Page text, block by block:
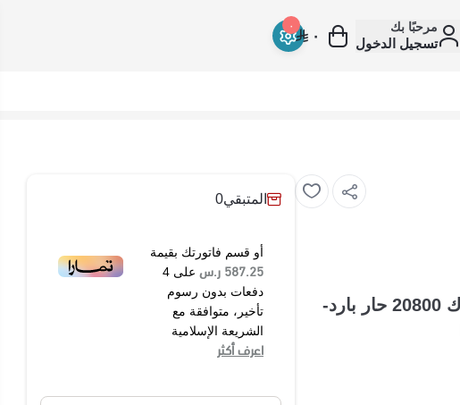
مرحبًا بك
تسجيل الدخول
٠
٠
مكيف شباك حار بارد 2 طن هام - مكيف هام شباك 20800 حار بارد-
المتبقي0
أو قسم فاتورتك بقيمة
587.25 ر.س على 4
دفعات بدون رسوم
تأخير، متوافقة مع
الشريعة الإسلامية
اعرف أكثر